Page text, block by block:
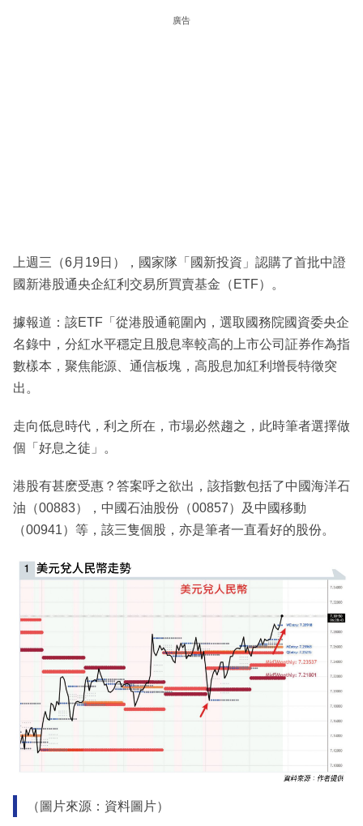
廣告
上週三（6月19日），國家隊「國新投資」認購了首批中證
國新港股通央企紅利交易所買賣基金（ETF）。
據報道：該ETF「從港股通範圍內，選取國務院國資委央企
名錄中，分紅水平穩定且股息率較高的上市公司証券作為指
數樣本，聚焦能源、通信板塊，高股息加紅利增長特徵突
出。
走向低息時代，利之所在，市場必然趨之，此時筆者選擇做
個「好息之徒」。
港股有甚麽受惠？答案呼之欲出，該指數包括了中國海洋石
油（00883），中國石油股份（00857）及中國移動
（00941）等，該三隻個股，亦是筆者一直看好的股份。
（圖片來源：資料圖片）